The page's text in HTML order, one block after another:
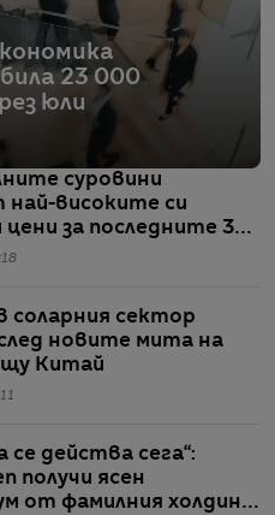
23 000
юли
суровини
най-високите си
за последните 3
соларния сектор
новите мита на
Китай
се действа сега“:
получи ясен
от фамилния холдинг